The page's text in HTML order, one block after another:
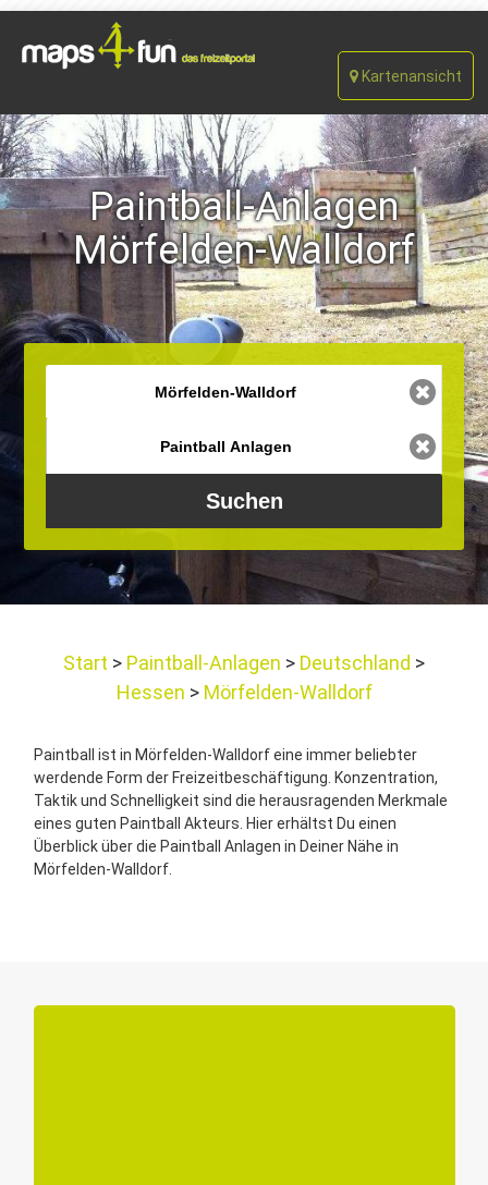
Kartenansicht
Paintball-Anlagen
Mörfelden-Walldorf
Start Paintball-Anlagen
Deutschland
Hessen
Mörfelden-Walldorf
Paintball ist in Mörfelden-Walldorf eine immer beliebter
werdende Form der Freizeitbeschäftigung. Konzentration,
Taktik und Schnelligkeit sind die herausragenden Merkmale
eines guten Paintball Akteurs. Hier erhältst Du einen
Überblick über die Paintball Anlagen in Deiner Nähe in
Mörfelden-Walldorf.